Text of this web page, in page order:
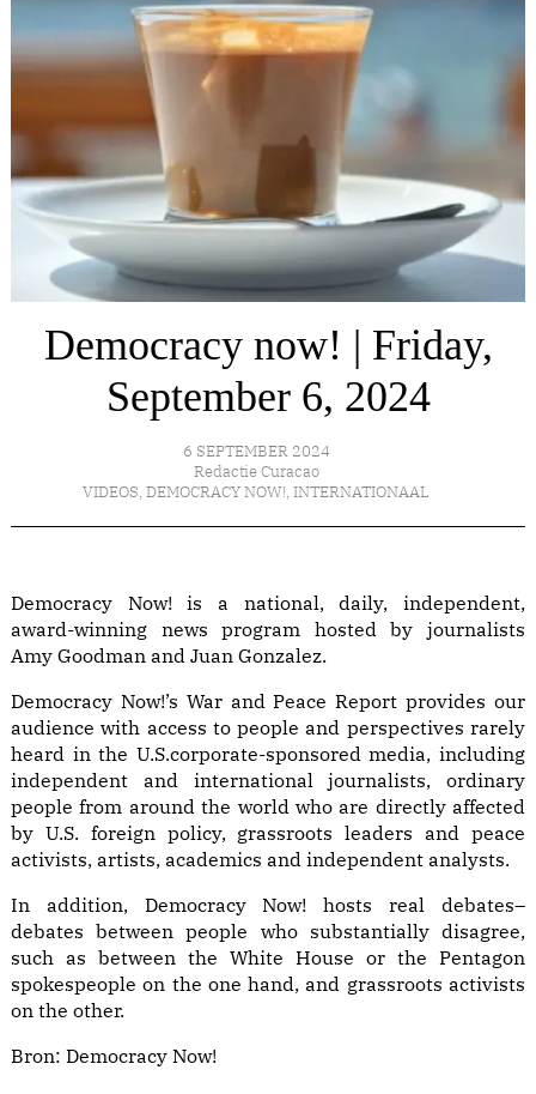
Democracy now! | Friday,
September 6, 2024
6 SEPTEMBER 2024
Redactie Curacao
VIDEOS, DEMOCRACY NOW!, INTERNATIONAAL
Democracy Now! is a national, daily, independent,
award-winning news program hosted by journalists
Amy Goodman and Juan Gonzalez.
Democracy Now!’s War and Peace Report provides our
audience with access to people and perspectives rarely
heard in the U.S.corporate-sponsored media, including
independent and international journalists, ordinary
people from around the world who are directly affected
by U.S. foreign policy, grassroots leaders and peace
activists, artists, academics and independent analysts.
In addition, Democracy Now! hosts real debates–
debates between people who substantially disagree,
such as between the White House or the Pentagon
spokespeople on the one hand, and grassroots activists
on the other.
Bron: Democracy Now!